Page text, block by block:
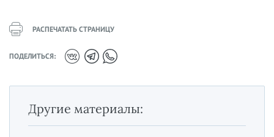
РАСПЕЧАТАТЬ СТРАНИЦУ
ПОДЕЛИТЬСЯ:
Другие материалы: